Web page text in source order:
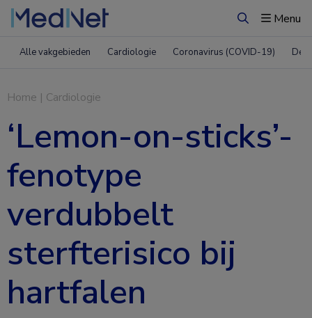
ZoekenMenu
Alle vakgebieden Cardiologie Coronavirus (COVID-19)
Home | Cardiologie
‘Lemon-on-sticks’-
fenotype
verdubbelt
sterfterisico bij
hartfalen